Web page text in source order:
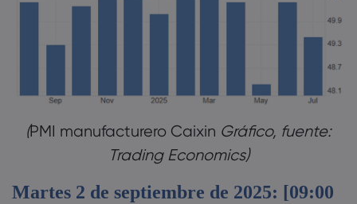
PMI manufacturero Caixin Gráfico, fuente:
Trading Economics)‎
Martes 2 de septiembre de 2025: [09:00